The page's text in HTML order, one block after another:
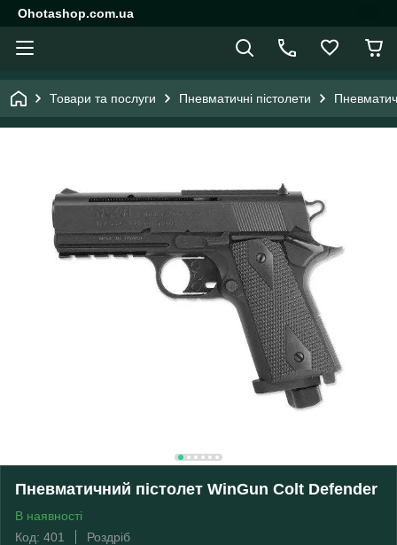
Ohotashop.com.ua
Товари та послуги Пневматичні пістолети
Пневматичний пістолет WinGun Colt Defender
В наявності
Код: 401
Роздріб